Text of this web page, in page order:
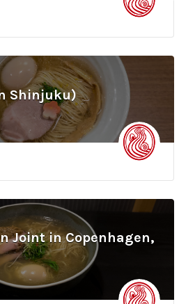
Shinjuku)
Joint in Copenhagen,